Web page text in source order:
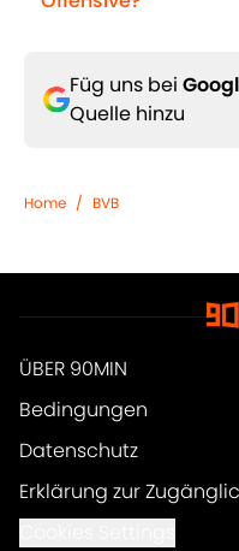
Füg uns bei
Quelle hinzu
Home / BVB
ÜBER 90MIN
Bedingungen
Datenschutz
Erklärung zur